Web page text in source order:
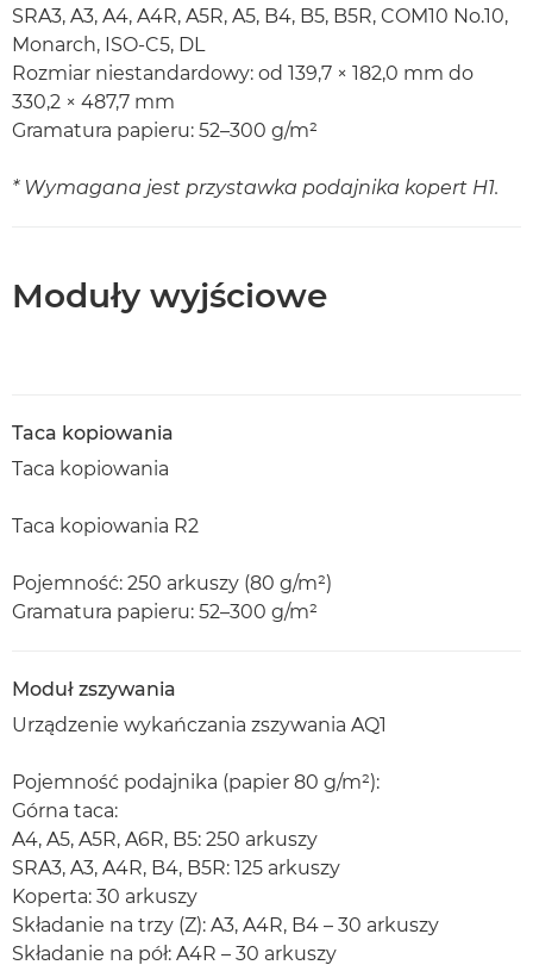
SRA3, A3, A4, A4R, A5R, A5, B4, B5, B5R, COM10 No.10,
Monarch, ISO-C5, DL
Rozmiar niestandardowy: od 139,7 × 182,0 mm do
330,2 × 487,7 mm
Gramatura papieru: 52–300 g/m²
* Wymagana jest przystawka podajnika kopert H1.
Moduły wyjściowe
Taca kopiowania
Taca kopiowania
Taca kopiowania R2
Pojemność: 250 arkuszy (80 g/m²)
Gramatura papieru: 52–300 g/m²
Moduł zszywania
Urządzenie wykańczania zszywania AQ1
Pojemność podajnika (papier 80 g/m²):
Górna taca:
A4, A5, A5R, A6R, B5: 250 arkuszy
SRA3, A3, A4R, B4, B5R: 125 arkuszy
Koperta: 30 arkuszy
Składanie na trzy (Z): A3, A4R, B4 – 30 arkuszy
Składanie na pół: A4R – 30 arkuszy